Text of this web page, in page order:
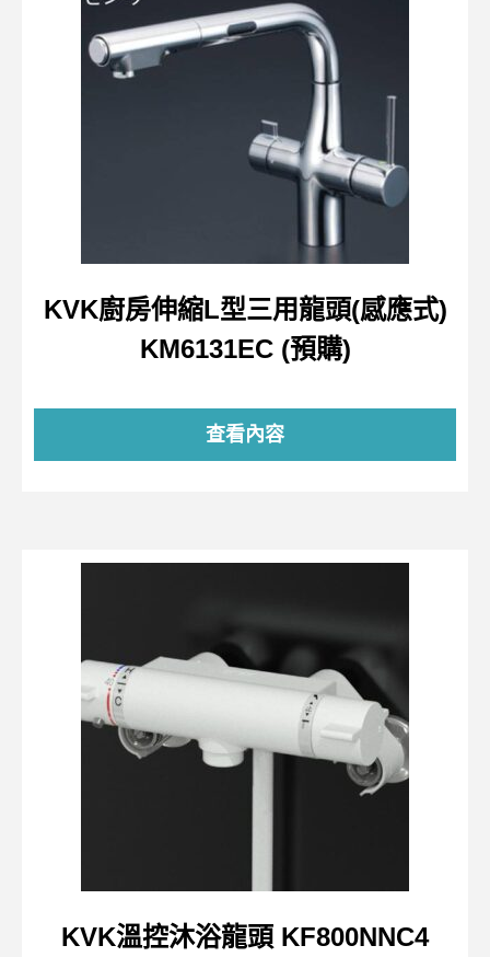
KVK廚房伸縮L型三用龍頭(感應式)
KM6131EC (預購)
查看內容
KVK溫控沐浴龍頭 KF800NNC4